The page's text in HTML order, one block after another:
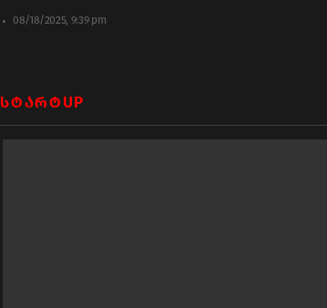
08/18/2025, 9:39 pm
ᲡᲢᲐᲠᲢUP